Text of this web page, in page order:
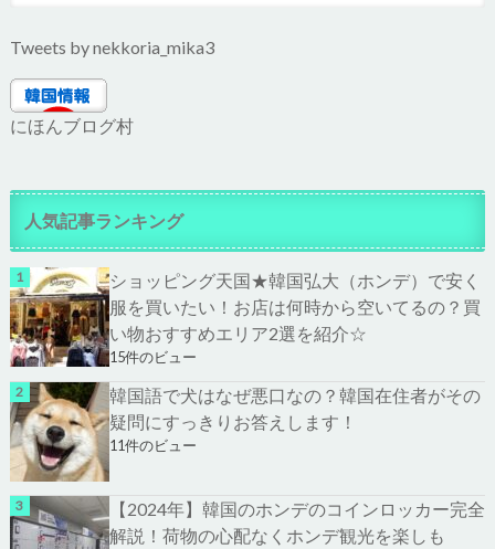
Tweets by nekkoria_mika3
にほんブログ村
人気記事ランキング
ショッピング天国★韓国弘大（ホンデ）で安く
服を買いたい！お店は何時から空いてるの？買
い物おすすめエリア2選を紹介☆
15件のビュー
韓国語で犬はなぜ悪口なの？韓国在住者がその
疑問にすっきりお答えします！
11件のビュー
【2024年】韓国のホンデのコインロッカー完全
解説！荷物の心配なくホンデ観光を楽しも